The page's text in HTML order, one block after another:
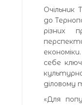
Очільник
до
різних
себе
діловому
«Для